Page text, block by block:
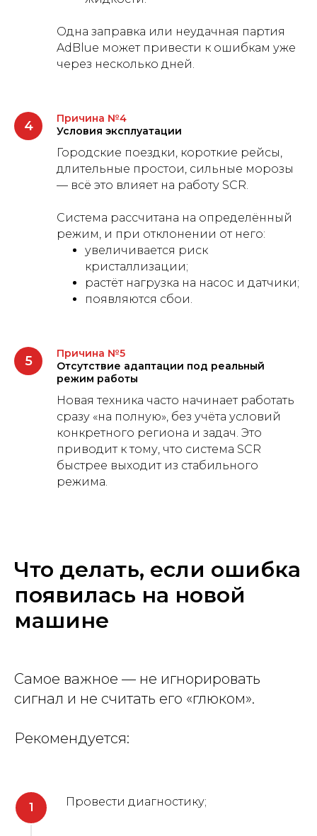
Одна заправка или неудачная партия
AdBlue может привести к ошибкам уже
через несколько дней.
Причина №4
Условия эксплуатации
Городские поездки, короткие рейсы,
длительные простои, сильные морозы
— всё это влияет на работу SCR.
Система рассчитана на определённый
режим, и при отклонении от него:
увеличивается риск
кристаллизации;
растёт нагрузка на насос и датчики;
появляются сбои.
Причина №5
Отсутствие адаптации под реальный
режим работы
Новая техника часто начинает работать
сразу «на полную», без учёта условий
конкретного региона и задач. Это
приводит к тому, что система SCR
быстрее выходит из стабильного
режима.
Что делать, если ошибка
появилась на новой
машине
Самое важное — не игнорировать
сигнал и не считать его «глюком».
Рекомендуется:
Провести диагностику;